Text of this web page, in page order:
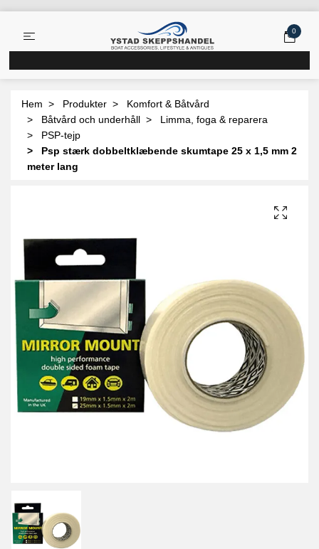
0
Hem Produkter
Komfort & Båtvård
Båtvård och underhåll
Limma, foga & reparera
PSP-tejp
Psp stærk dobbeltklæbende skumtape 25 x 1,5 mm 2
meter lang